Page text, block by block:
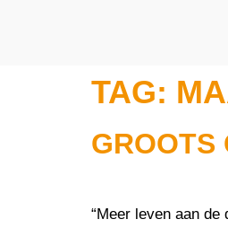
TAG:
GROOTS
“Meer leven aan